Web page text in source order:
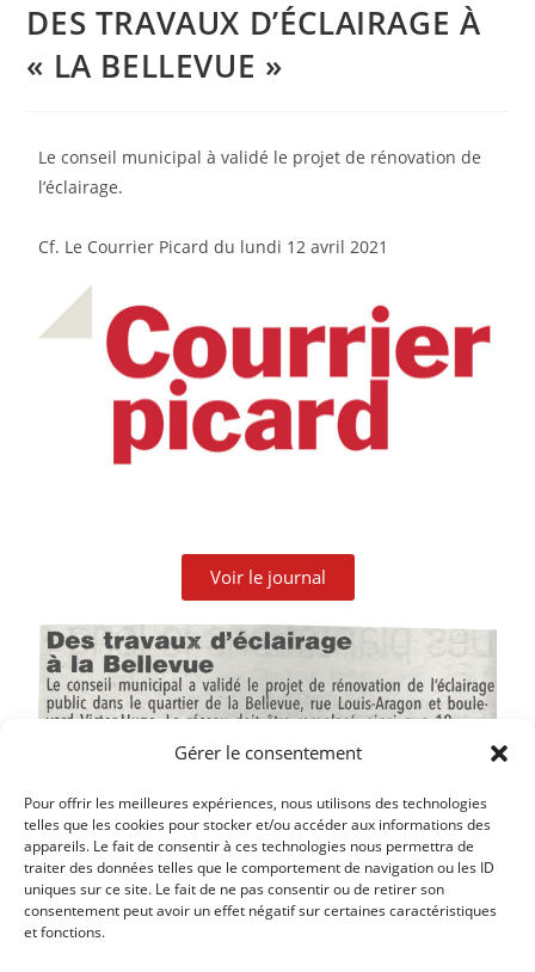
Gérer le consentement
Pour offrir les meilleures expériences, nous utilisons des technologies
telles que les cookies pour stocker et/ou accéder aux informations des
appareils. Le fait de consentir à ces technologies nous permettra de
traiter des données telles que le comportement de navigation ou les ID
uniques sur ce site. Le fait de ne pas consentir ou de retirer son
consentement peut avoir un effet négatif sur certaines caractéristiques
et fonctions.
DES TRAVAUX D’ÉCLAIRAGE À
« LA BELLEVUE »
Le conseil municipal à validé le projet de rénovation de
l’éclairage.
Cf. Le Courrier Picard du lundi 12 avril 2021
Voir le journal
Article précédent
LA COMMUNE POURRA PRÉEMPTER LES LOCAUX